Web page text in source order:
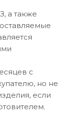
а также
с
но не
если